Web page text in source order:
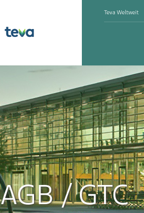
Teva Weltweit
AGB / GTC